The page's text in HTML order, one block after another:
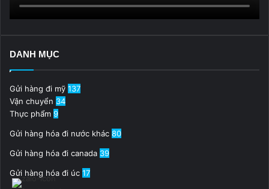
DANH MỤC
Gửi hàng đi mỹ 137
Vận chuyển 34
Thực phẩm 9
Gửi hàng hóa đi nước khác 80
Gửi hàng hóa đi canada 39
Gửi hàng hóa đi úc 17